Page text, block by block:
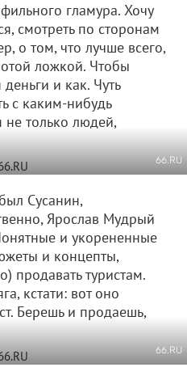
гламура. Хочу
смотреть по сторонам
о том, что лучше всего,
ложкой. Чтобы
деньги и как. Чуть
с каким-нибудь
не только людей,
66.RU
Сусанин,
Ярослав Мудрый
и укорененные
и концепты,
продавать туристам.
кстати: вот оно
Берешь и продаешь,
66.RU